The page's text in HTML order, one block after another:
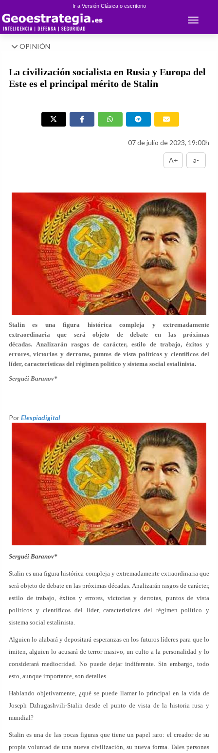
Ir a Versión Clásica o escritorio
Toggle
OPINIÓN
La civilización socialista en Rusia y Europa del
Este es el principal mérito de Stalin
07 de julio de 2023, 19:00h
A+ a-
Stalin es una figura histórica compleja y extremadamente
extraordinaria que será objeto de debate en las próximas
décadas. Analizarán rasgos de carácter, estilo de trabajo, éxitos y
errores, victorias y derrotas, puntos de vista políticos y científicos del
líder, características del régimen político y sistema social estalinista.
Serguéi Baranov*
PorElespiadigital
Serguéi Baranov*
Stalin es una figura histórica compleja y extremadamente extraordinaria que
será objeto de debate en las próximas décadas. Analizarán rasgos de carácter,
estilo de trabajo, éxitos y errores, victorias y derrotas, puntos de vista
políticos y científicos del líder, características del régimen político y
sistema social estalinista.
Alguien lo alabará y depositará esperanzas en los futuros líderes para que lo
imiten, alguien lo acusará de terror masivo, un culto a la personalidad y lo
considerará mediocridad. No puede dejar indiferente. Sin embargo, todo
esto, aunque importante, son detalles.
Hablando objetivamente, ¿qué se puede llamar lo principal en la vida de
Joseph Dzhugashvili-Stalin desde el punto de vista de la historia rusa y
mundial?
Stalin es una de las pocas figuras que tiene un papel raro: el creador de su
propia voluntad de una nueva civilización, su nueva forma. Tales personas